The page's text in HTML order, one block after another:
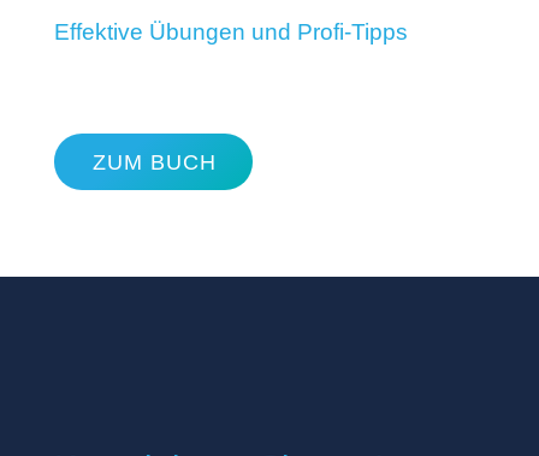
Effektive Übungen und Profi-Tipps
ZUM BUCH